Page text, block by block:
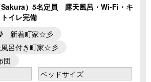
）5名定員 露天風呂・Wi-Fi・キ
イレ完備
♪ 新着町家☆彡
呂付き町家☆彡
団
ベッドサイズ